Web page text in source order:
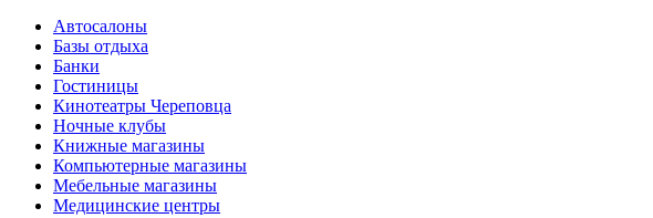
Автосалоны
Базы отдыха
Банки
Гостиницы
Кинотеатры Череповца
Ночные клубы
Книжные магазины
Компьютерные магазины
Мебельные магазины
Медицинские центры